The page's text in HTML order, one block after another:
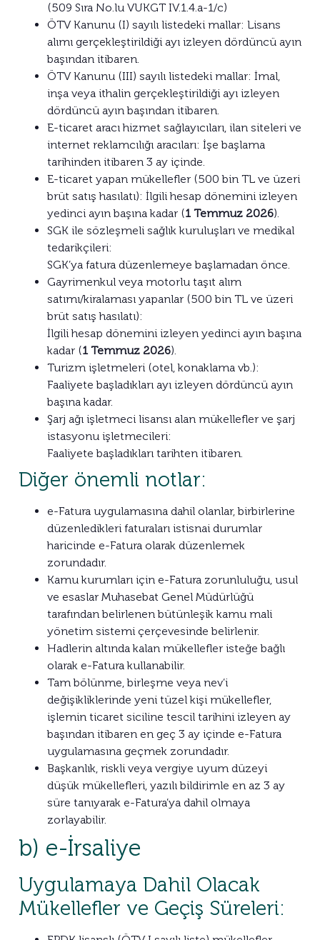
(509 Sıra No.lu VUKGT IV.1.4.a-1/c)
ÖTV Kanunu (I) sayılı listedeki mallar: Lisans
alımı gerçekleştirildiği ayı izleyen dördüncü ayın
başından itibaren.
ÖTV Kanunu (III) sayılı listedeki mallar: İmal,
inşa veya ithalin gerçekleştirildiği ayı izleyen
dördüncü ayın başından itibaren.
E-ticaret aracı hizmet sağlayıcıları, ilan siteleri ve
internet reklamcılığı aracıları: İşe başlama
tarihinden itibaren 3 ay içinde.
E-ticaret yapan mükellefler (500 bin TL ve üzeri
brüt satış hasılatı): İlgili hesap dönemini izleyen
yedinci ayın başına kadar (1 Temmuz 2026).
SGK ile sözleşmeli sağlık kuruluşları ve medikal
tedarikçileri:
SGK’ya fatura düzenlemeye başlamadan önce.
Gayrimenkul veya motorlu taşıt alım
satımı/kiralaması yapanlar (500 bin TL ve üzeri
brüt satış hasılatı):
İlgili hesap dönemini izleyen yedinci ayın başına
kadar (1 Temmuz 2026).
Turizm işletmeleri (otel, konaklama vb.):
Faaliyete başladıkları ayı izleyen dördüncü ayın
başına kadar.
Şarj ağı işletmeci lisansı alan mükellefler ve şarj
istasyonu işletmecileri:
Faaliyete başladıkları tarihten itibaren.
Diğer önemli notlar:
e-Fatura uygulamasına dahil olanlar, birbirlerine
düzenledikleri faturaları istisnai durumlar
haricinde e-Fatura olarak düzenlemek
zorundadır.
Kamu kurumları için e-Fatura zorunluluğu, usul
ve esaslar Muhasebat Genel Müdürlüğü
tarafından belirlenen bütünleşik kamu mali
yönetim sistemi çerçevesinde belirlenir.
Hadlerin altında kalan mükellefler isteğe bağlı
olarak e-Fatura kullanabilir.
Tam bölünme, birleşme veya nev’i
değişikliklerinde yeni tüzel kişi mükellefler,
işlemin ticaret siciline tescil tarihini izleyen ay
başından itibaren en geç 3 ay içinde e-Fatura
uygulamasına geçmek zorundadır.
Başkanlık, riskli veya vergiye uyum düzeyi
düşük mükellefleri, yazılı bildirimle en az 3 ay
süre tanıyarak e-Fatura’ya dahil olmaya
zorlayabilir.
b) e-İrsaliye
Uygulamaya Dahil Olacak
Mükellefler ve Geçiş Süreleri: